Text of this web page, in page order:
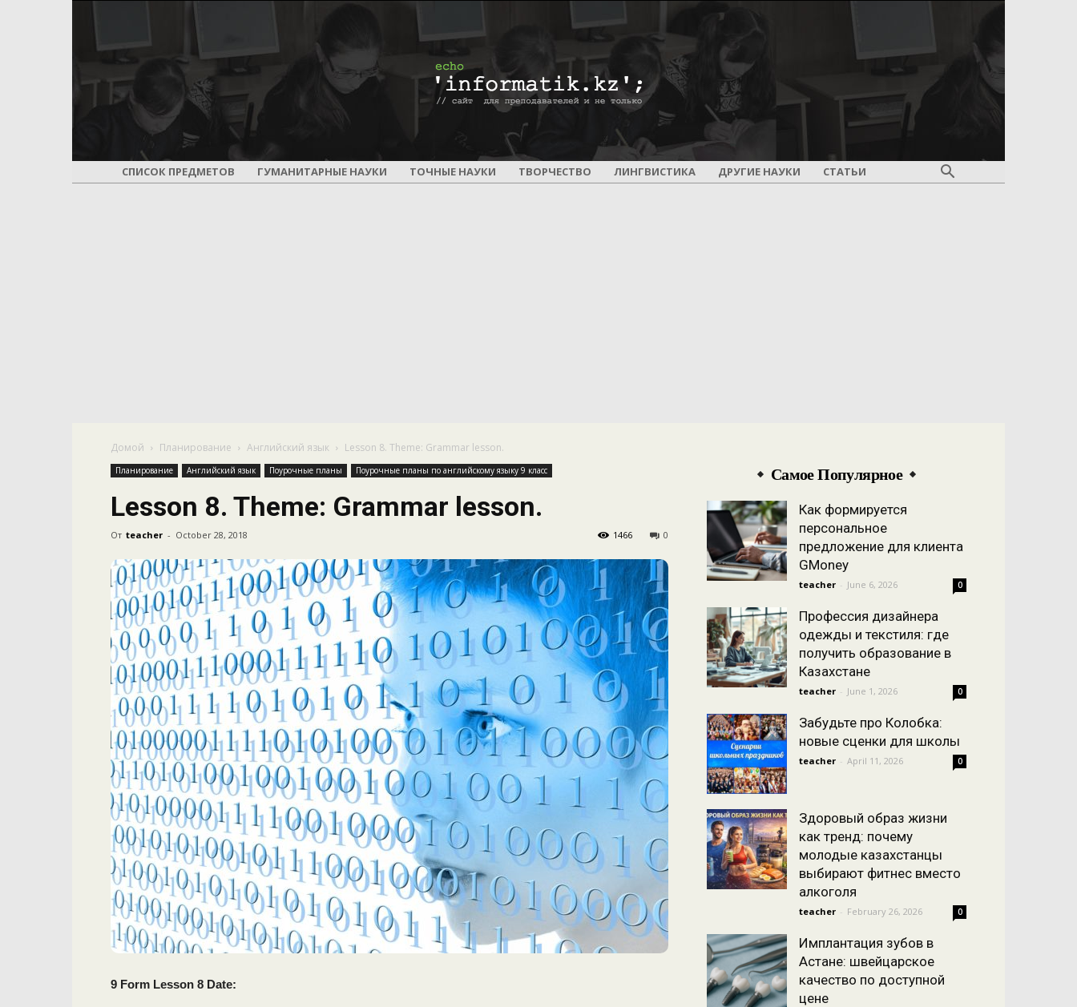
ПОУРОЧНОЕ
ПЛАНИРОВАНИЕ
УРОКОВ
СПИСОК ПРЕДМЕТОВ ГУМАНИТАРНЫЕ НАУКИ ТОЧНЫЕ НАУКИ ТВОРЧЕСТВО ЛИНГВИСТИКА ДРУГИЕ НАУКИ СТАТЬИ
Домой Планирование Английский язык Lesson 8. Theme: Grammar lesson.
Планирование Английский язык Поурочные планы Поурочные планы по английскому языку 9 класс
Lesson 8. Theme: Grammar lesson.
От teacher - October 28, 2018 0
1466
9 Form Lesson 8 Date:
Самое Популярное
Как формируется
персональное
предложение для клиента
GMoney
teacher - June 6, 2026 0
Профессия дизайнера
одежды и текстиля: где
получить образование в
Казахстане
teacher - June 1, 2026 0
Забудьте про Колобка:
новые сценки для школы
teacher - April 11, 2026 0
Здоровый образ жизни
как тренд: почему
молодые казахстанцы
выбирают фитнес вместо
алкоголя
teacher - February 26, 2026 0
Имплантация зубов в
Астане: швейцарское
качество по доступной
цене